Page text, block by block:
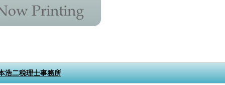
浩二税理士事務所